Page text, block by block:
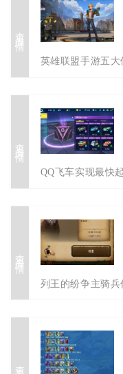
查看详情
查看详情
查看详情